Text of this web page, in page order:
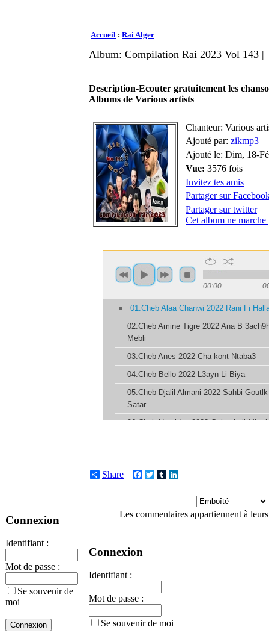
Connexion
Identifiant :
Mot de passe :
Se souvenir de
moi
Accueil : Rai Alger
Album: Compilation Rai 2023 Vol 143 |
Description-Ecouter gratuitement les
Albums de Various artists
Chanteur: Various
Ajouté par: zikmp3
Ajouté le: Dim, 18-
Vue: 3576 fois
Invitez tes amis
Partager sur
Partager sur twitter
Cet album ne marche
Share Facebook
TwitterTumblr
Les commentaires appartiennent à
Connexion
Identifiant :
Mot de passe :
Se souvenir de moi